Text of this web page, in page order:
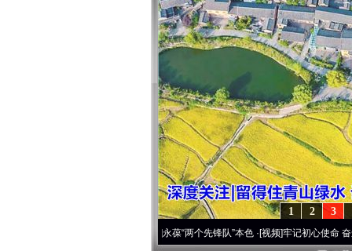
3
2
1
永葆“两个先锋队”本色·[视频]牢记初心使命 奋进复兴
网上购药对药下症？